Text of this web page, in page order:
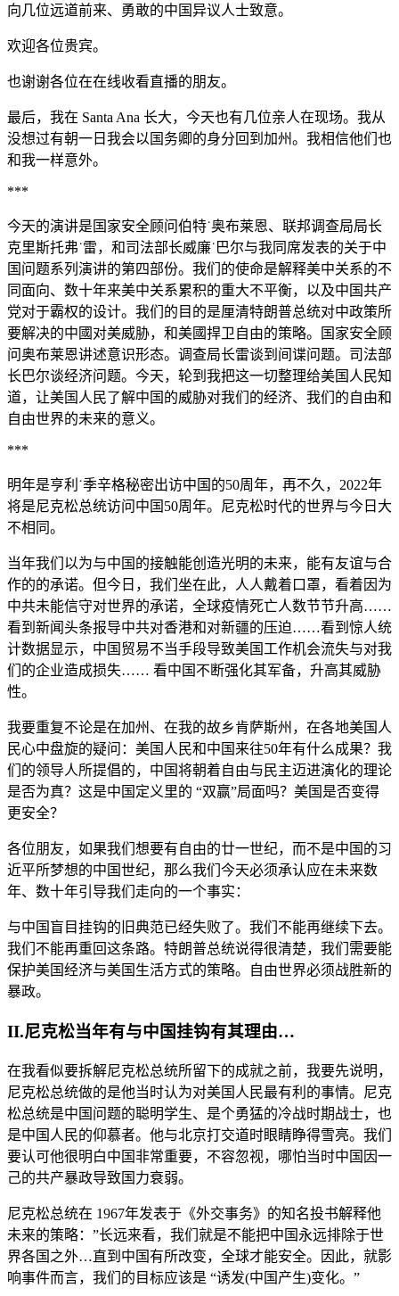
向几位远道前来、勇敢的中国异议人士致意。
欢迎各位贵宾。
也谢谢各位在在线收看直播的朋友。
最后，我在 Santa Ana 长大，今天也有几位亲人在现场。我从
没想过有朝一日我会以国务卿的身分回到加州。我相信他们也
和我一样意外。
***
今天的演讲是国家安全顾问伯特˙奥布莱恩、联邦调查局局长
克里斯托弗˙雷，和司法部长威廉˙巴尔与我同席发表的关于中
国问题系列演讲的第四部份。我们的使命是解释美中关系的不
同面向、数十年来美中关系累积的重大不平衡，以及中国共产
党对于霸权的设计。我们的目的是厘清特朗普总统对中政策所
要解决的中國对美威胁，和美國捍卫自由的策略。国家安全顾
问奥布莱恩讲述意识形态。调查局长雷谈到间谍问题。司法部
长巴尔谈经济问题。今天，轮到我把这一切整理给美国人民知
道，让美国人民了解中国的威胁对我们的经济、我们的自由和
自由世界的未来的意义。
***
明年是亨利˙季辛格秘密出访中国的50周年，再不久，2022年
将是尼克松总统访问中国50周年。尼克松时代的世界与今日大
不相同。
当年我们以为与中国的接触能创造光明的未来，能有友谊与合
作的的承诺。但今日，我们坐在此，人人戴着口罩，看着因为
中共未能信守对世界的承诺，全球疫情死亡人数节节升高……
看到新闻头条报导中共对香港和对新疆的压迫……看到惊人统
计数据显示，中国贸易不当手段导致美国工作机会流失与对我
们的企业造成损失…… 看中国不断强化其军备，升高其威胁
性。
我要重复不论是在加州、在我的故乡肯萨斯州，在各地美国人
民心中盘旋的疑问：美国人民和中国来往50年有什么成果？我
们的领导人所提倡的，中国将朝着自由与民主迈进演化的理论
是否为真？这是中国定义里的 “双赢”局面吗？美国是否变得
更安全？
各位朋友，如果我们想要有自由的廿一世纪，而不是中国的习
近平所梦想的中国世纪，那么我们今天必须承认应在未来数
年、数十年引导我们走向的一个事实：
与中国盲目挂钩的旧典范已经失败了。我们不能再继续下去。
我们不能再重回这条路。特朗普总统说得很清楚，我们需要能
保护美国经济与美国生活方式的策略。自由世界必须战胜新的
暴政。
II.尼克松当年有与中国挂钩有其理由…
在我看似要拆解尼克松总统所留下的成就之前，我要先说明，
尼克松总统做的是他当时认为对美国人民最有利的事情。尼克
松总统是中国问题的聪明学生、是个勇猛的冷战时期战士，也
是中国人民的仰慕者。他与北京打交道时眼睛睁得雪亮。我们
要认可他很明白中国非常重要，不容忽视，哪怕当时中国因一
己的共产暴政导致国力衰弱。
尼克松总统在 1967年发表于《外交事务》的知名投书解释他
未来的策略：”长远来看，我们就是不能把中国永远排除于世
界各国之外…直到中国有所改变，全球才能安全。因此，就影
响事件而言，我们的目标应该是 “诱发(中国产生)变化。”